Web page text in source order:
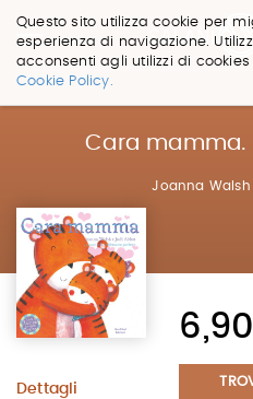
Questo sito utilizza cookie per
esperienza di navigazione.
acconsenti agli utilizzi di
Cookie Policy.
Salta
Cara mamma.
Joanna Walsh
Dettagli